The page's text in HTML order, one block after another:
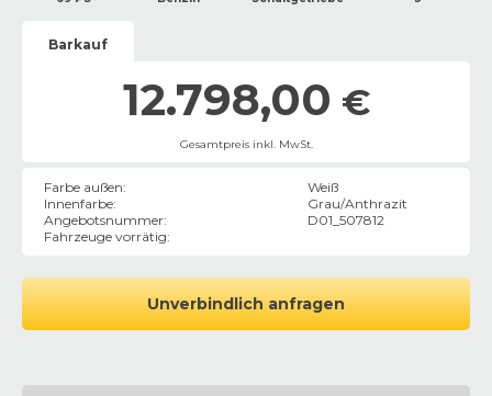
Barkauf
12.798,00 €
Gesamtpreis inkl. MwSt.
Farbe außen:
Weiß
Innenfarbe:
Grau/Anthrazit
Angebotsnummer:
D01_507812
Fahrzeuge vorrätig:
Unverbindlich anfragen